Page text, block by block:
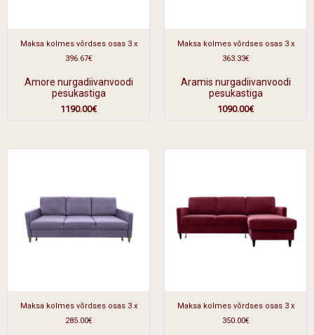
Maksa kolmes võrdses osas 3 x
396.67€
Amore nurgadiivanvoodi
pesukastiga
1190.00€
Maksa kolmes võrdses osas 3 x
363.33€
Aramis nurgadiivanvoodi
pesukastiga
1090.00€
Maksa kolmes võrdses osas 3 x
285.00€
Maksa kolmes võrdses osas 3 x
350.00€